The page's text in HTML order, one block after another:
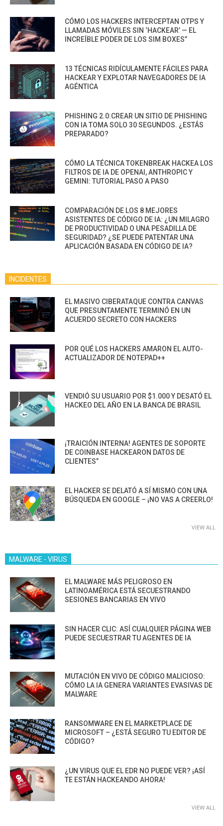
CÓMO LOS HACKERS INTERCEPTAN OTPS Y
LLAMADAS MÓVILES SIN ‘HACKEAR’ — EL
INCREÍBLE PODER DE LOS SIM BOXES”
13 TÉCNICAS RIDÍCULAMENTE FÁCILES PARA
HACKEAR Y EXPLOTAR NAVEGADORES DE IA
AGÉNTICA
PHISHING 2.0:CREAR UN SITIO DE PHISHING
CON IA TOMA SOLO 30 SEGUNDOS. ¿ESTÁS
PREPARADO?
CÓMO LA TÉCNICA TOKENBREAK HACKEA LOS
FILTROS DE IA DE OPENAI, ANTHROPIC Y
GEMINI: TUTORIAL PASO A PASO
COMPARACIÓN DE LOS 8 MEJORES
ASISTENTES DE CÓDIGO DE IA: ¿UN MILAGRO
DE PRODUCTIVIDAD O UNA PESADILLA DE
SEGURIDAD? ¿SE PUEDE PATENTAR UNA
APLICACIÓN BASADA EN CÓDIGO DE IA?
INCIDENTES
EL MASIVO CIBERATAQUE CONTRA CANVAS
QUE PRESUNTAMENTE TERMINÓ EN UN
ACUERDO SECRETO CON HACKERS
POR QUÉ LOS HACKERS AMARON EL AUTO-
ACTUALIZADOR DE NOTEPAD++
VENDIÓ SU USUARIO POR $1.000 Y DESATÓ EL
HACKEO DEL AÑO EN LA BANCA DE BRASIL
¡TRAICIÓN INTERNA! AGENTES DE SOPORTE
DE COINBASE HACKEARON DATOS DE
CLIENTES”
EL HACKER SE DELATÓ A SÍ MISMO CON UNA
BÚSQUEDA EN GOOGLE – ¡NO VAS A CREERLO!
VIEW ALL
MALWARE - VIRUS
EL MALWARE MÁS PELIGROSO EN
LATINOAMÉRICA ESTÁ SECUESTRANDO
SESIONES BANCARIAS EN VIVO
SIN HACER CLIC: ASÍ CUALQUIER PÁGINA WEB
PUEDE SECUESTRAR TU AGENTES DE IA
MUTACIÓN EN VIVO DE CÓDIGO MALICIOSO:
CÓMO LA IA GENERA VARIANTES EVASIVAS DE
MALWARE
RANSOMWARE EN EL MARKETPLACE DE
MICROSOFT – ¿ESTÁ SEGURO TU EDITOR DE
CÓDIGO?
¿UN VIRUS QUE EL EDR NO PUEDE VER? ¡ASÍ
TE ESTÁN HACKEANDO AHORA!
VIEW ALL